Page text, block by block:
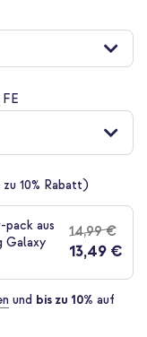
10% Rabatt)
aus
Galaxy
14,99 €
13,49 €
und bis zu 10% auf